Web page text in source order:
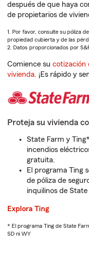
después de que haya
de propietarios de
1. Por favor, consulte su póliza
propiedad cubierta y de las
2. Datos proporcionados por
Comience su cotización
vivienda. ¡Es rápido y
Proteja su vivienda
State Farm y
incendios
gratuita.
El programa Ting
de póliza de
inquilinos de State
Explora Ting
* El programa Ting de State
SD ni WY